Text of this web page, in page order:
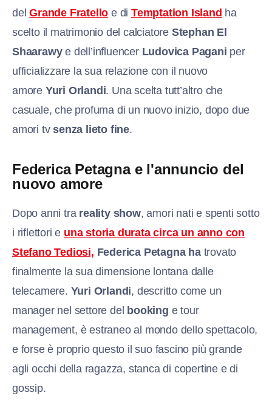
delGrande Fratello e diTemptation Island ha
scelto il matrimonio del calciatore Stephan El
Shaarawye dell’influencer Ludovica Pagani per
ufficializzare la sua relazione con il nuovo
amore Yuri Orlandi. Una scelta tutt’altro che
casuale, che profuma di un nuovo inizio, dopo due
amori tvsenza lieto fine.
Federica Petagna e l'annuncio del
nuovo amore
Dopo anni tra reality show, amori nati e spenti sotto
i riflettori e una storia durata circa un anno con
Stefano Tediosi, Federica Petagna hatrovato
finalmente la sua dimensione lontana dalle
telecamere. Yuri Orlandi, descritto come un
manager nel settore del booking e tour
management, è estraneo al mondo dello spettacolo,
e forse è proprio questo il suo fascino più grande
agli occhi della ragazza, stanca di copertine e di
gossip.